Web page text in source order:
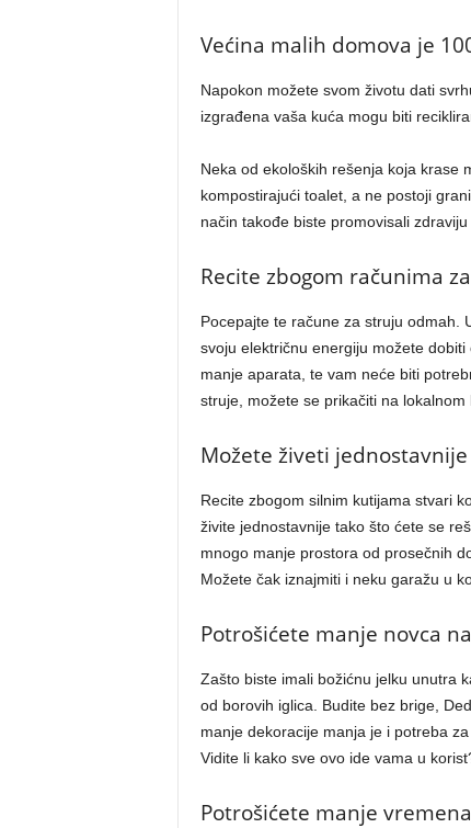
Većina malih domova je
Napokon možete svom životu dati
izgrađena vaša kuća mogu biti
Neka od ekoloških rešenja koja krase
kompostirajući toalet, a ne postoji
način takođe biste promovisali
Recite zbogom računima
Pocepajte te račune za struju odmah.
svoju električnu energiju možete
manje aparata, te vam neće biti
struje, možete se prikačiti na
Možete živeti jednostavnije
Recite zbogom silnim kutijama stvari
živite jednostavnije tako što ćete se
mnogo manje prostora od prosečnih
Možete čak iznajmiti i neku garažu u
Potrošićete manje novca
Zašto biste imali božićnu jelku unutra
od borovih iglica. Budite bez brige,
manje dekoracije manja je i potreba
Vidite li kako sve ovo ide vama u
Potrošićete manje